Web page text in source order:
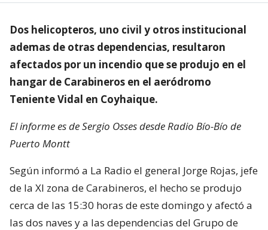
Dos helicopteros, uno civil y otros institucional
ademas de otras dependencias, resultaron
afectados por un incendio que se produjo en el
hangar de Carabineros en el aeródromo
Teniente Vidal en Coyhaique.
El informe es de Sergio Osses desde Radio Bío-Bío de
Puerto Montt
Según informó a La Radio el general Jorge Rojas, jefe
de la XI zona de Carabineros, el hecho se produjo
cerca de las 15:30 horas de este domingo y afectó a
las dos naves y a las dependencias del Grupo de